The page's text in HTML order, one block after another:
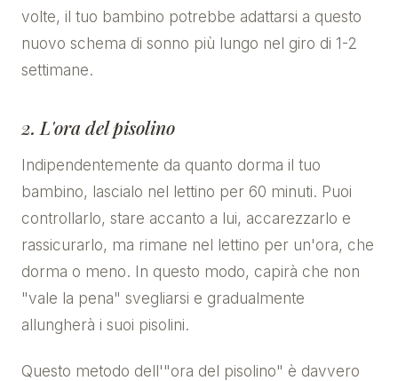
volte, il tuo bambino potrebbe adattarsi a questo
nuovo schema di sonno più lungo nel giro di 1-2
settimane.
2. L'ora del pisolino
Indipendentemente da quanto dorma il tuo
bambino, lascialo nel lettino per 60 minuti. Puoi
controllarlo, stare accanto a lui, accarezzarlo e
rassicurarlo, ma rimane nel lettino per un'ora, che
dorma o meno. In questo modo, capirà che non
"vale la pena" svegliarsi e gradualmente
allungherà i suoi pisolini.
Questo metodo dell'"ora del pisolino" è davvero